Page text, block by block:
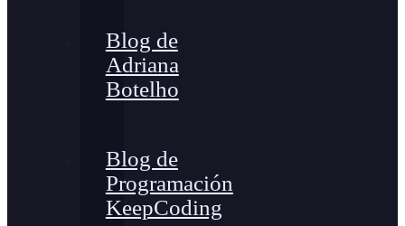
Blog de
Adriana
Botelho
Blog de
Programación
KeepCoding